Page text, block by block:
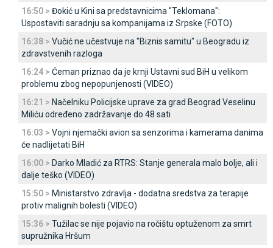
16:50 > Đokić u Kini sa predstavnicima "Teklomana":
Uspostaviti saradnju sa kompanijama iz Srpske (FOTO)
16:38 > Vučić ne učestvuje na "Biznis samitu" u Beogradu iz
zdravstvenih razloga
16:24 > Ćeman priznao da je krnji Ustavni sud BiH u velikom
problemu zbog nepopunjenosti (VIDEO)
16:21 > Načelniku Policijske uprave za grad Beograd Veselinu
Miliću određeno zadržavanje do 48 sati
16:03 > Vojni njemački avion sa senzorima i kamerama danima
će nadlijetati BiH
16:00 > Darko Mladić za RTRS: Stanje generala malo bolje, ali i
dalje teško (VIDEO)
15:50 > Ministarstvo zdravlja - dodatna sredstva za terapije
protiv malignih bolesti (VIDEO)
15:36 > Tužilac se nije pojavio na ročištu optuženom za smrt
supružnika Hršum